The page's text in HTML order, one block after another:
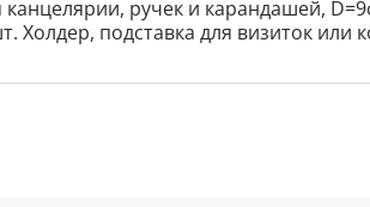
ручек и карандашей,
Холдер, подставка для визиток